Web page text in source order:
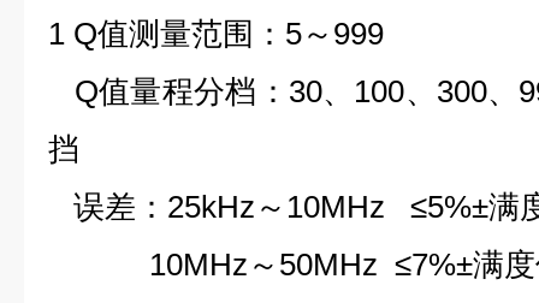
1 Q值测量范围：5～999
Q值量程分档：30、100、300、
挡
误差：25kHz～10MHz ≤5%±满
10MHz～50MHz ≤7%±满度